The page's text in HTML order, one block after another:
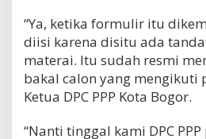
“Ya, ketika formulir itu
diisi karena disitu ada
materai. Itu sudah resmi
bakal calon yang mengikuti
Ketua DPC PPP Kota Bogor.
“Nanti tinggal kami DPC